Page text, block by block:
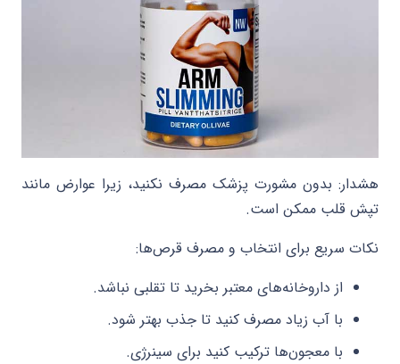
هشدار: بدون مشورت پزشک مصرف نکنید، زیرا عوارض مانند
تپش قلب ممکن است.
نکات سریع برای انتخاب و مصرف قرص‌ها:
از داروخانه‌های معتبر بخرید تا تقلبی نباشد.
با آب زیاد مصرف کنید تا جذب بهتر شود.
با معجون‌ها ترکیب کنید برای سینرژی.